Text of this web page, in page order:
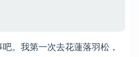
。我第一次去花蓮落羽松，